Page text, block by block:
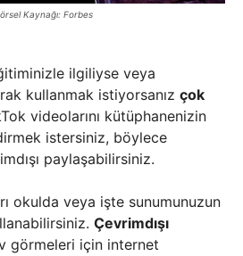
Kaynağı: Forbes
ilgiliyse veya
kullanmak istiyorsanız çok
videolarını kütüphanenizin
istersiniz, böylece
paylaşabilirsiniz.
okulda veya işte sunumunuzun
Çevrimdışı
görmeleri için internet